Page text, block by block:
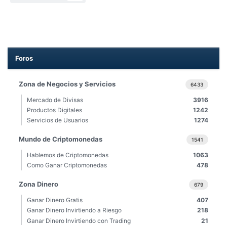
Foros
6433
Zona de Negocios y Servicios
3916
Mercado de Divisas
1242
Productos Digitales
1274
Servicios de Usuarios
1541
Mundo de Criptomonedas
1063
Hablemos de Criptomonedas
478
Como Ganar Criptomonedas
679
Zona Dinero
407
Ganar Dinero Gratis
218
Ganar Dinero Invirtiendo a Riesgo
21
Ganar Dinero Invirtiendo con Trading